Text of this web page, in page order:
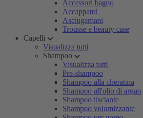
Accessori bagno
Accappatoi
Asciugamani
Trousse e beauty case
Capelli
Visualizza tutti
Shampoo
Visualizza tutti
Pre-shampoo
Shampoo alla cheratina
Shampoo all'olio di argan
Shampoo lisciante
Shampoo volumizzante